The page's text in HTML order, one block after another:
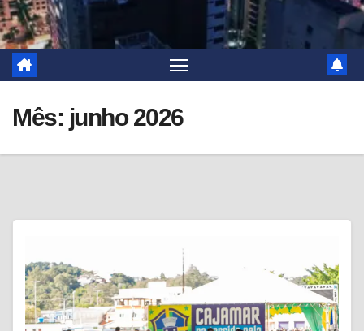
Mês: junho 2026